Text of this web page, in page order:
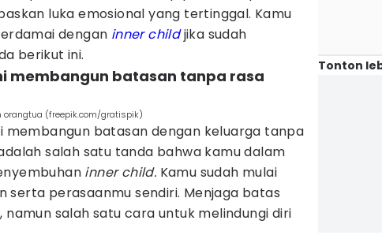
luka emosional yang tertinggal. Kamu
dengan inner childjika sudah
berikut ini.
membangun batasan tanpa rasa
(freepik.com/gratispik)
membangun batasan dengan keluarga tanpa
salah satu tanda bahwa kamu dalam
inner child. Kamu sudah mulai
serta perasaanmu sendiri. Menjaga batas
salah satu cara untuk melindungi diri
Tonton